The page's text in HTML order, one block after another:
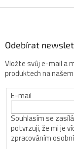
t
Odebírat
Vložte svůj e-mail a
produktech na
E-mail
Souhlasím se
potvrzuji, že mi je
zpracováním